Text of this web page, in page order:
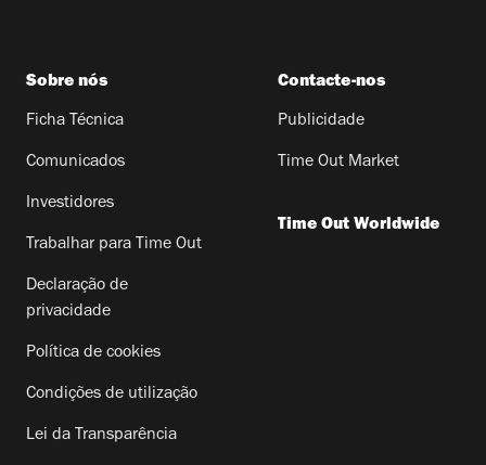
Sobre nós
Ficha Técnica
Comunicados
Investidores
Trabalhar para Time Out
Declaração de
privacidade
Política de cookies
Condições de utilização
Lei da Transparência
Contacte-nos
Publicidade
Time Out Market
Time Out Worldwide